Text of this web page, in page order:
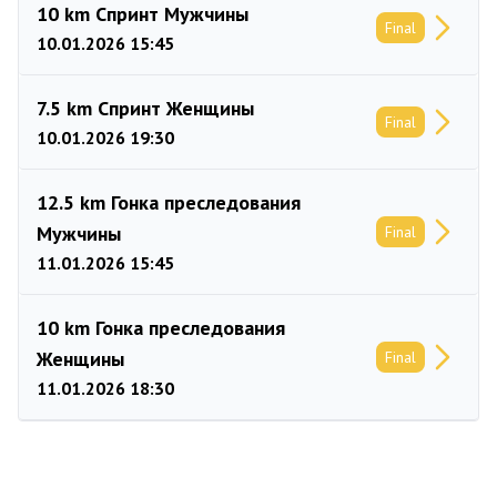
10 km Спринт Мужчины
10.01.2026 15:45
Final
7.5 km Спринт Женщины
10.01.2026 19:30
Final
12.5 km Гонка преследования
Мужчины
11.01.2026 15:45
Final
10 km Гонка преследования
Женщины
11.01.2026 18:30
Final